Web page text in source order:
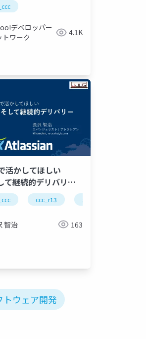
jjug_ccc
デベロッパー
トワーク
4.1K
活かしてほしい
継続的デリバリー
ccc_r13
智治 163
トウェア開発